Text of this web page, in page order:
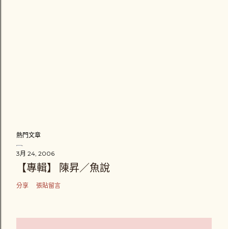
熱門文章
3月 24, 2006
【專輯】 陳昇／魚說
分享 張貼留言